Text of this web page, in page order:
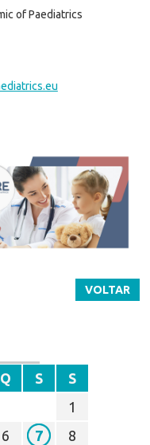
of Paediatrics
VOLTAR
Q S
S
1
6 7
8